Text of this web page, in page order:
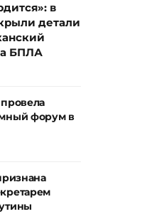
в
детали
БПЛА
форум в